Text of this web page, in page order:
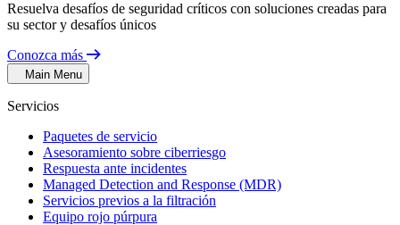
Resuelva desafíos de seguridad críticos con soluciones creadas para
su sector y desafíos únicos
Conozca más
Main Menu
Servicios
Paquetes de servicio
Asesoramiento sobre ciberriesgo
Respuesta ante incidentes
Managed Detection and Response (MDR)
Servicios previos a la filtración
Equipo rojo púrpura